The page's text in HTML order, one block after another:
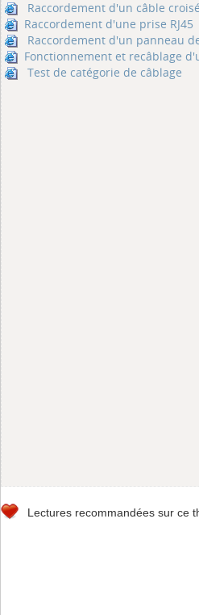
Raccordement d'un câble croisé
Raccordement d'une prise RJ45
Raccordement d'un panneau
Fonctionnement et recâblage
Test de catégorie de câblage
Lectures recommandées sur ce